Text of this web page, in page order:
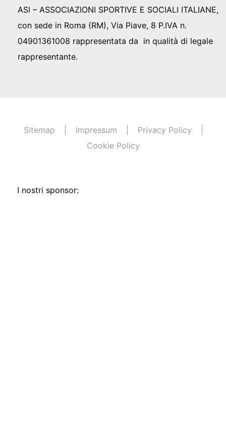
ASI – ASSOCIAZIONI SPORTIVE E SOCIALI ITALIANE,
con sede in Roma (RM), Via Piave, 8 P.IVA n.
04901361008 rappresentata da in qualità di legale
rappresentante.
Sitemap Impressum
Privacy Policy
Cookie Policy
I nostri sponsor: